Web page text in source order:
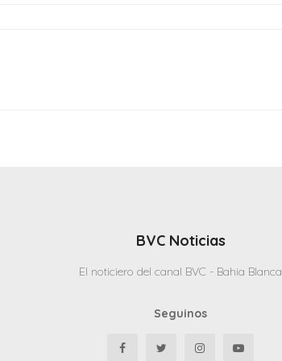
BVC Noticias
El noticiero del canal BVC - Bahia Blanca
Seguinos